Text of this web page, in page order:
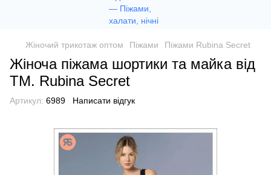
Жіночий трикотаж оптом Піжами Піжами Rubina Secret
Жіноча піжама шортики та майка від
TM. Rubina Secret
Артикул: 6989 Написати відгук